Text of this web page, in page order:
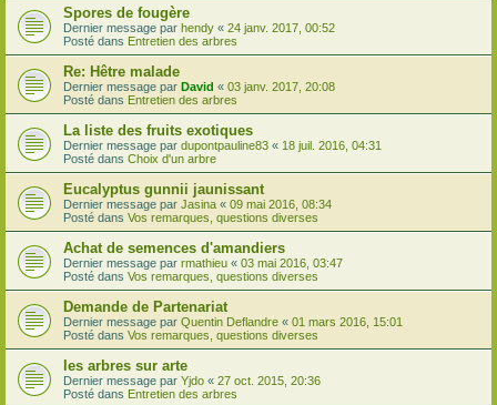
Spores de fougère
Dernier message par hendy « 24 janv. 2017, 00:52
Posté dans Entretien des arbres
Re: Hêtre malade
Dernier message par David « 03 janv. 2017, 20:08
Posté dans Entretien des arbres
La liste des fruits exotiques
Dernier message par dupontpauline83 « 18 juil. 2016, 04:31
Posté dans Choix d'un arbre
Eucalyptus gunnii jaunissant
Dernier message par Jasina « 09 mai 2016, 08:34
Posté dans Vos remarques, questions diverses
Achat de semences d'amandiers
Dernier message par rmathieu « 03 mai 2016, 03:47
Posté dans Vos remarques, questions diverses
Demande de Partenariat
Dernier message par Quentin Deflandre « 01 mars 2016, 15:01
Posté dans Vos remarques, questions diverses
les arbres sur arte
Dernier message par Yjdo « 27 oct. 2015, 20:36
Posté dans Entretien des arbres